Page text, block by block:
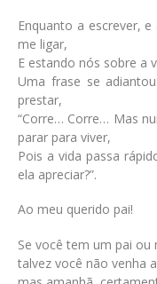
Enquanto a escrever,
me ligar,
E estando nós sobre a
Uma frase se
prestar,
“Corre… Corre… Mas
parar para viver,
Pois a vida passa
ela apreciar?”.
Ao meu querido pai!
Se você tem um pai
talvez você não venha